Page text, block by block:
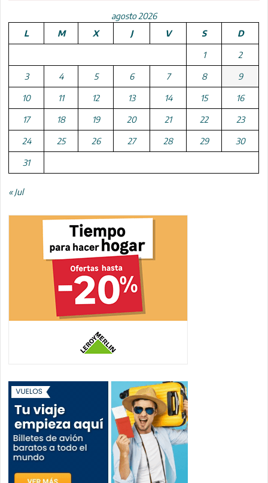
agosto 2026
L
M X J V S D
1 2
3 4 5 6 7 8 9
10 11 12 13 14 15 16
17 18 19 20 21 22 23
24 25 26 27 28 29 30
31
« Jul